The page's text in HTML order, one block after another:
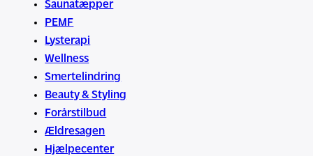
Saunatæpper
PEMF
Lysterapi
Wellness
Smertelindring
Beauty & Styling
Forårstilbud
Ældresagen
Hjælpecenter